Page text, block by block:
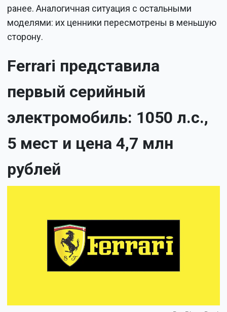
ранее. Аналогичная ситуация с остальными
моделями: их ценники пересмотрены в меньшую
сторону.
Ferrari представила
первый серийный
электромобиль: 1050 л.с.,
5 мест и цена 4,7 млн
рублей